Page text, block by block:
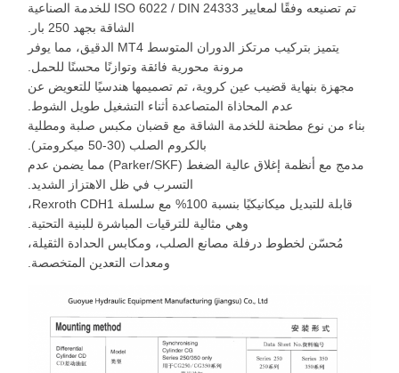
تم تصنيعه وفقًا لمعايير ISO 6022 / DIN 24333 للخدمة الصناعية
الشاقة بجهد 250 بار.
يتميز بتركيب مرتكز الدوران المتوسط ​​MT4 الدقيق، مما يوفر
مرونة محورية فائقة وتوازنًا محسنًا للحمل.
مجهزة بنهاية قضيب عين كروية، تم تصميمها هندسيًا للتعويض عن
عدم المحاذاة المتصاعدة أثناء التشغيل طويل الشوط.
بناء من نوع مطحنة للخدمة الشاقة مع قضبان مكبس صلبة ومطلية
بالكروم الصلب (30-50 ميكرومتر).
مدمج مع أنظمة إغلاق عالية الضغط (Parker/SKF) مما يضمن عدم
التسرب في ظل الاهتزاز الشديد.
قابلة للتبديل ميكانيكيًا بنسبة 100% مع سلسلة Rexroth CDH1،
وهي مثالية للترقيات المباشرة للبنية التحتية.
مُحسّن لخطوط درفلة مصانع الصلب، ومكابس الحدادة الثقيلة،
ومعدات التعدين المتخصصة.